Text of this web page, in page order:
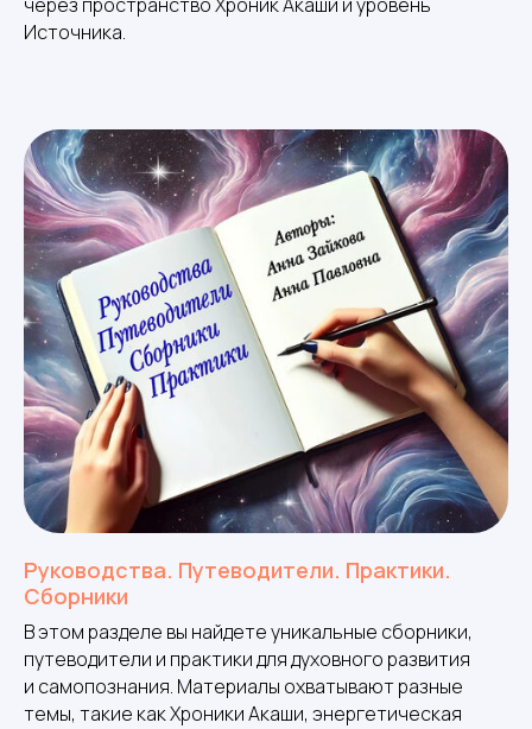
Источника.
Руководства. Путеводители. Практики.
Сборники
В этом разделе вы найдете уникальные сборники,
путеводители и практики для духовного развития
и самопознания. Материалы охватывают разные
темы, такие как Хроники Акаши, энергетическая